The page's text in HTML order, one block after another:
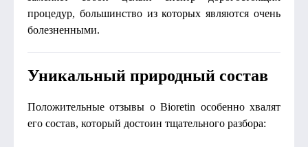
процедур, большинство из которых являются очень
болезненными.
Уникальный природный состав
Положительные отзывы о Bioretin особенно хвалят
его состав, который достоин тщательного разбора: